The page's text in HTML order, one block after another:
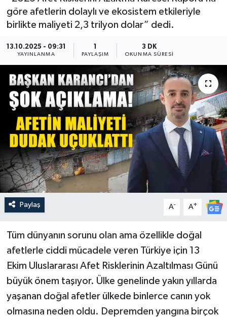
göre afetlerin dolaylı ve ekosistem etkileriyle
birlikte maliyeti 2,3 trilyon dolar” dedi.
13.10.2025 - 09:31
YAYINLANMA
1
PAYLAŞIM
3 DK
OKUNMA SÜRESI
Paylaş A- A+
Tüm dünyanın sorunu olan ama özellikle doğal
afetlerle ciddi mücadele veren Türkiye için 13
Ekim Uluslararası Afet Risklerinin Azaltılması Günü
büyük önem taşıyor. Ülke genelinde yakın yıllarda
yaşanan doğal afetler ülkede binlerce canın yok
olmasına neden oldu. Depremden yangına birçok
Güncel
Kültür & Sanat
Magazin
Resmi İlan
Sağlık & Yaşam
Siyaset
Spor